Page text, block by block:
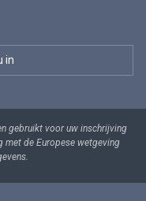
gebruikt voor uw inschrijving
met de Europese wetgeving